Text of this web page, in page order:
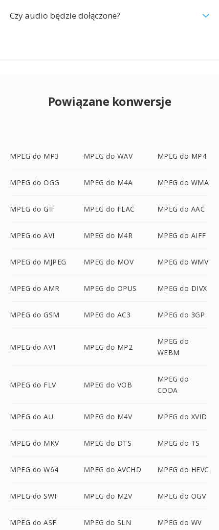
Czy audio będzie dołączone?
Powiązane konwersje
MPEG do MP3 MPEG do WAV MPEG do MP4
MPEG do OGG MPEG do M4A MPEG do WMA
MPEG do GIF MPEG do FLAC MPEG do AAC
MPEG do AVI MPEG do M4R MPEG do AIFF
MPEG do MJPEG MPEG do MOV MPEG do WMV
MPEG do AMR MPEG do OPUS MPEG do DIVX
MPEG do GSM MPEG do AC3 MPEG do 3GP
MPEG do AV1 MPEG do MP2
MPEG do
WEBM
MPEG do FLV MPEG do VOB
MPEG do
CDDA
MPEG do AU MPEG do M4V MPEG do XVID
MPEG do MKV MPEG do DTS MPEG do TS
MPEG do W64 MPEG do AVCHD MPEG do HEVC
MPEG do SWF MPEG do M2V MPEG do OGV
MPEG do ASF MPEG do SLN MPEG do WV